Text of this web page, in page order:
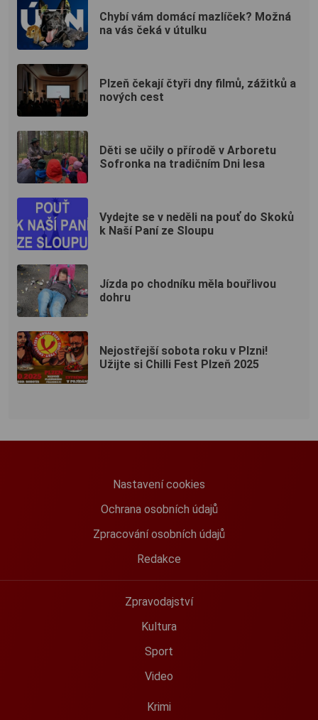
Chybí vám domácí mazlíček? Možná
na vás čeká v útulku
Plzeň čekají čtyři dny filmů, zážitků a
nových cest
Děti se učily o přírodě v Arboretu
Sofronka na tradičním Dni lesa
Vydejte se v neděli na pouť do Skoků
k Naší Paní ze Sloupu
Jízda po chodníku měla bouřlivou
dohru
Nejostřejší sobota roku v Plzni!
Užijte si Chilli Fest Plzeň 2025
Nastavení cookies
Ochrana osobních údajů
Zpracování osobních údajů
Redakce
Zpravodajství
Kultura
Sport
Video
Krimi